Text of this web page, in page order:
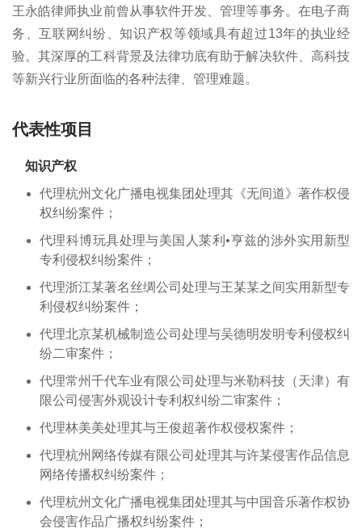
王永皓律师执业前曾从事软件开发、管理等事务。在电子商
务、互联网纠纷、知识产权等领域具有超过13年的执业经
验。其深厚的工科背景及法律功底有助于解决软件、高科技
等新兴行业所面临的各种法律、管理难题。
代表性项目
知识产权
代理杭州文化广播电视集团处理其《无间道》著作权侵
权纠纷案件；
代理科博玩具处理与美国人莱利•亨兹的涉外实用新型
专利侵权纠纷案件；
代理浙江某著名丝绸公司处理与王某某之间实用新型专
利侵权纠纷案件；
代理北京某机械制造公司处理与吴德明发明专利侵权纠
纷二审案件；
代理常州千代车业有限公司处理与米勒科技（天津）有
限公司侵害外观设计专利权纠纷二审案件；
代理林美美处理其与王俊超著作权侵权案件；
代理杭州网络传媒有限公司处理其与许某侵害作品信息
网络传播权纠纷案件；
代理杭州文化广播电视集团处理其与中国音乐著作权协
会侵害作品广播权纠纷案件；